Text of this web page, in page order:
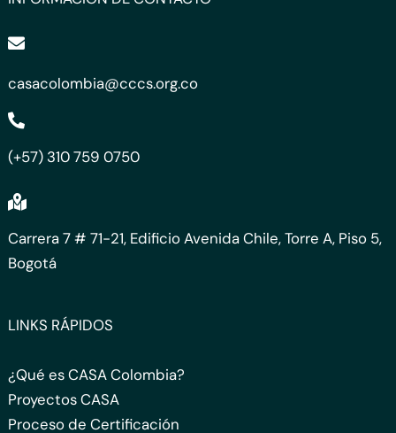
casacolombia@cccs.org.co
(+57) 310 759 0750
Carrera 7 # 71-21, Edificio Avenida Chile, Torre A, Piso 5,
Bogotá
LINKS RÁPIDOS
¿Qué es CASA Colombia?
Proyectos CASA
Proceso de Certificación